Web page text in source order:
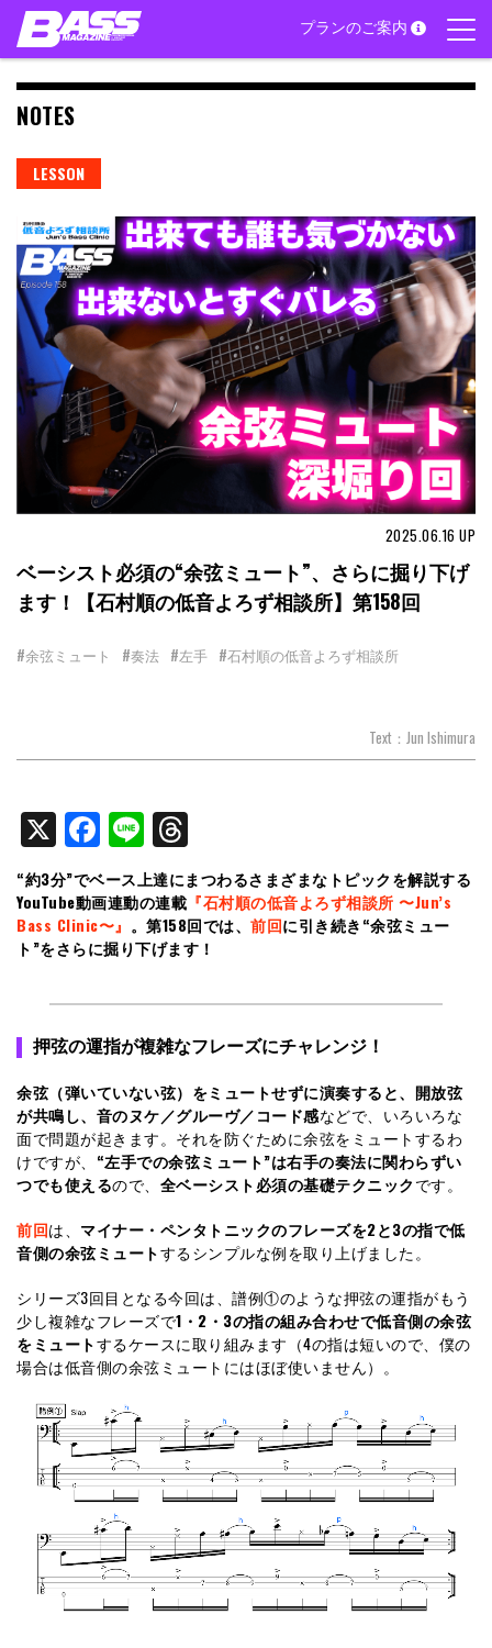
Skip
content
プランのご案内
NOTES
LESSON
2025.06.16 UP
ベーシスト必須の“余弦ミュート”、さらに掘り下げ
ます！【石村順の低音よろず相談所】第158回
#余弦ミュート #奏法 #左手 #石村順の低音よろず相談所
Text：Jun Ishimura
X Facebook
Line
“約3分”でベース上達にまつわるさまざまなトピックを解説する
YouTube動画連動の連載 『石村順の低音よろず相談所 〜Jun’s
Bass Clinic〜』 。第158回では、 前回に引き続き“余弦ミュー
ト”をさらに掘り下げます！
押弦の運指が複雑なフレーズにチャレンジ！
余弦（弾いていない弦）をミュートせずに演奏すると、開放弦
が共鳴し、音のヌケ／グルーヴ／コード感などで、いろいろな
面で問題が起きます。それを防ぐために余弦をミュートするわ
けですが、 “左手での余弦ミュート”は右手の奏法に関わらずい
つでも使えるので、 全ベーシスト必須の基礎テクニックです。
前回は、 マイナー・ペンタトニックのフレーズを2と3の指で低
音側の余弦ミュートするシンプルな例を取り上げました。
シリーズ3回目となる今回は、譜例①のような押弦の運指がもう
少し複雑なフレーズで1・2・3の指の組み合わせで低音側の余弦
をミュートするケースに取り組みます（4の指は短いので、僕の
場合は低音側の余弦ミュートにはほぼ使いません）。